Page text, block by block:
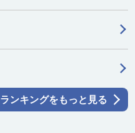
ランキングをもっと見る